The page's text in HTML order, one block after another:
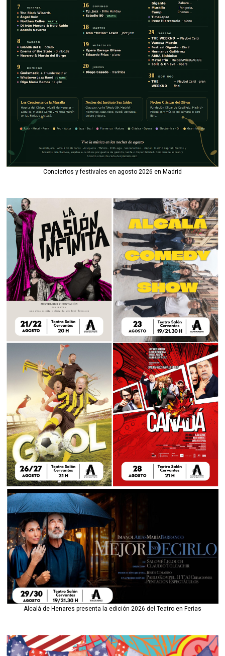
Conciertos y festivales en agosto 2026 en Madrid
Alcalá de Henares presenta la edición 2026 del Teatro en Ferias